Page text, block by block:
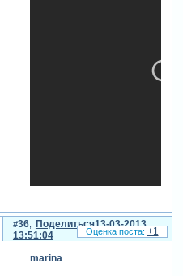
Поделиться
36
13-03-2013
13:51:04
marina
+1